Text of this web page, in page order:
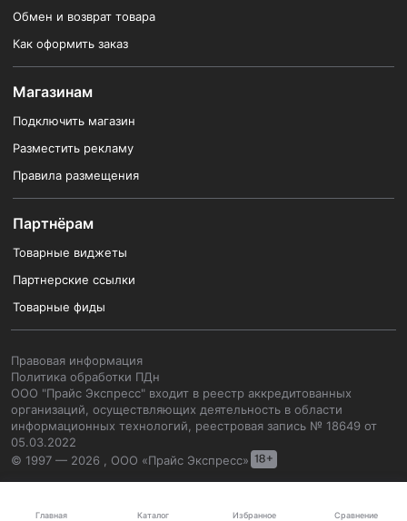
Главная Каталог Избранное Сравнение
Обмен и возврат товара
Как оформить заказ
Магазинам
Подключить магазин
Разместить рекламу
Правила размещения
Партнёрам
Товарные виджеты
Партнерские ссылки
Товарные фиды
Правовая информация
Политика обработки ПДн
ООО "Прайс Экспресс" входит в реестр аккредитованных
организаций, осуществляющих деятельность в области
информационных технологий, реестровая запись № 18649 от
05.03.2022
© 1997 — 2026 , ООО «Прайс Экспресс»